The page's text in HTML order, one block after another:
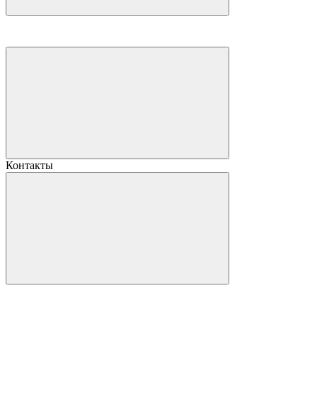
Контакты